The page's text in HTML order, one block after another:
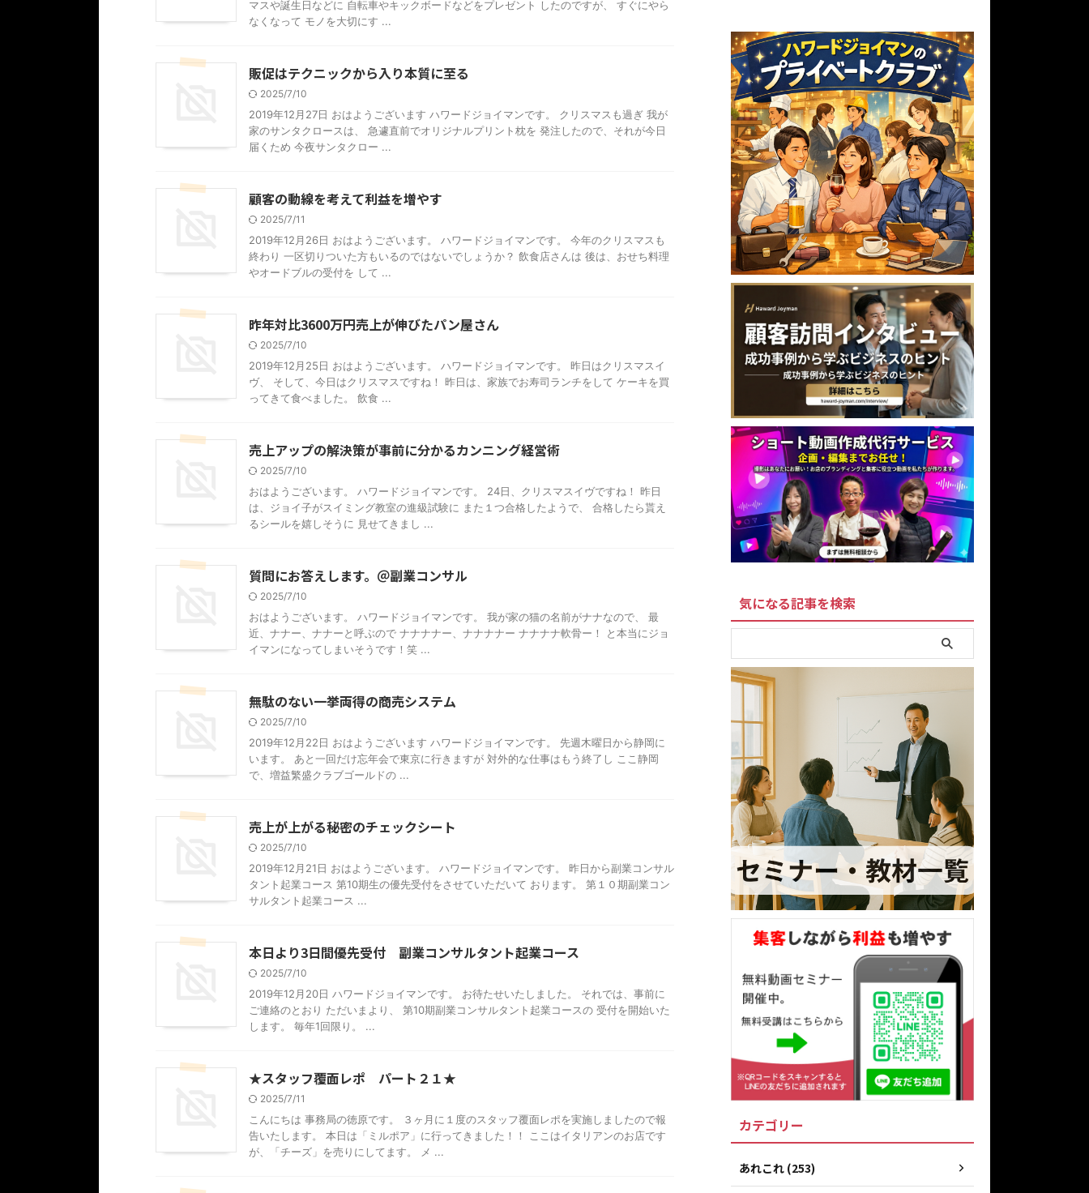
マスや誕生日などに 自転車やキックボードなどをプレゼント したのですが、 すぐにやら
なくなって モノを大切にす ...
販促はテクニックから入り本質に至る
2025/7/10
2019年12月27日 おはようございます ハワードジョイマンです。 クリスマスも過ぎ 我が
家のサンタクロースは、 急遽直前でオリジナルプリント枕を 発注したので、それが今日
届くため 今夜サンタクロー ...
顧客の動線を考えて利益を増やす
2025/7/11
2019年12月26日 おはようございます。 ハワードジョイマンです。 今年のクリスマスも
終わり 一区切りついた方もいるのではないでしょうか？ 飲食店さんは 後は、おせち料理
やオードブルの受付を して ...
昨年対比3600万円売上が伸びたパン屋さん
2025/7/10
2019年12月25日 おはようございます。 ハワードジョイマンです。 昨日はクリスマスイ
ヴ、 そして、今日はクリスマスですね！ 昨日は、家族でお寿司ランチをして ケーキを買
ってきて食べました。 飲食 ...
売上アップの解決策が事前に分かるカンニング経営術
2025/7/10
おはようございます。 ハワードジョイマンです。 24日、クリスマスイヴですね！ 昨日
は、ジョイ子がスイミング教室の進級試験に また１つ合格したようで、 合格したら貰え
るシールを嬉しそうに 見せてきまし ...
質問にお答えします。＠副業コンサル
2025/7/10
おはようございます。 ハワードジョイマンです。 我が家の猫の名前がナナなので、 最
近、ナナー、ナナーと呼ぶので ナナナナー、ナナナナー ナナナナ軟骨ー！ と本当にジョ
イマンになってしまいそうです！笑 ...
無駄のない一挙両得の商売システム
2025/7/10
2019年12月22日 おはようございます ハワードジョイマンです。 先週木曜日から静岡に
います。 あと一回だけ忘年会で東京に行きますが 対外的な仕事はもう終了し ここ静岡
で、増益繁盛クラブゴールドの ...
売上が上がる秘密のチェックシート
2025/7/10
2019年12月21日 おはようございます。 ハワードジョイマンです。 昨日から副業コンサル
タント起業コース 第10期生の優先受付をさせていただいて おります。 第１０期副業コン
サルタント起業コース ...
本日より3日間優先受付 副業コンサルタント起業コース
2025/7/10
2019年12月20日 ハワードジョイマンです。 お待たせいたしました。 それでは、事前に
ご連絡のとおり ただいまより、 第10期副業コンサルタント起業コースの 受付を開始いた
します。 毎年1回限り。 ...
★スタッフ覆面レポ パート２１★
2025/7/11
こんにちは 事務局の徳原です。 ３ヶ月に１度のスタッフ覆面レポを実施しましたので報
告いたします。 本日は「ミルポア」に行ってきました！！ ここはイタリアンのお店です
が、「チーズ」を売りにしてます。 メ ...
気になる記事を検索
カテゴリー
あれこれ (253)